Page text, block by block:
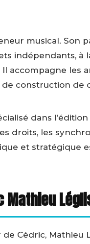
musical. Son
indépendants, à
accompagne les
construction de
dans
droits, les
et stratégique
de Cédric,